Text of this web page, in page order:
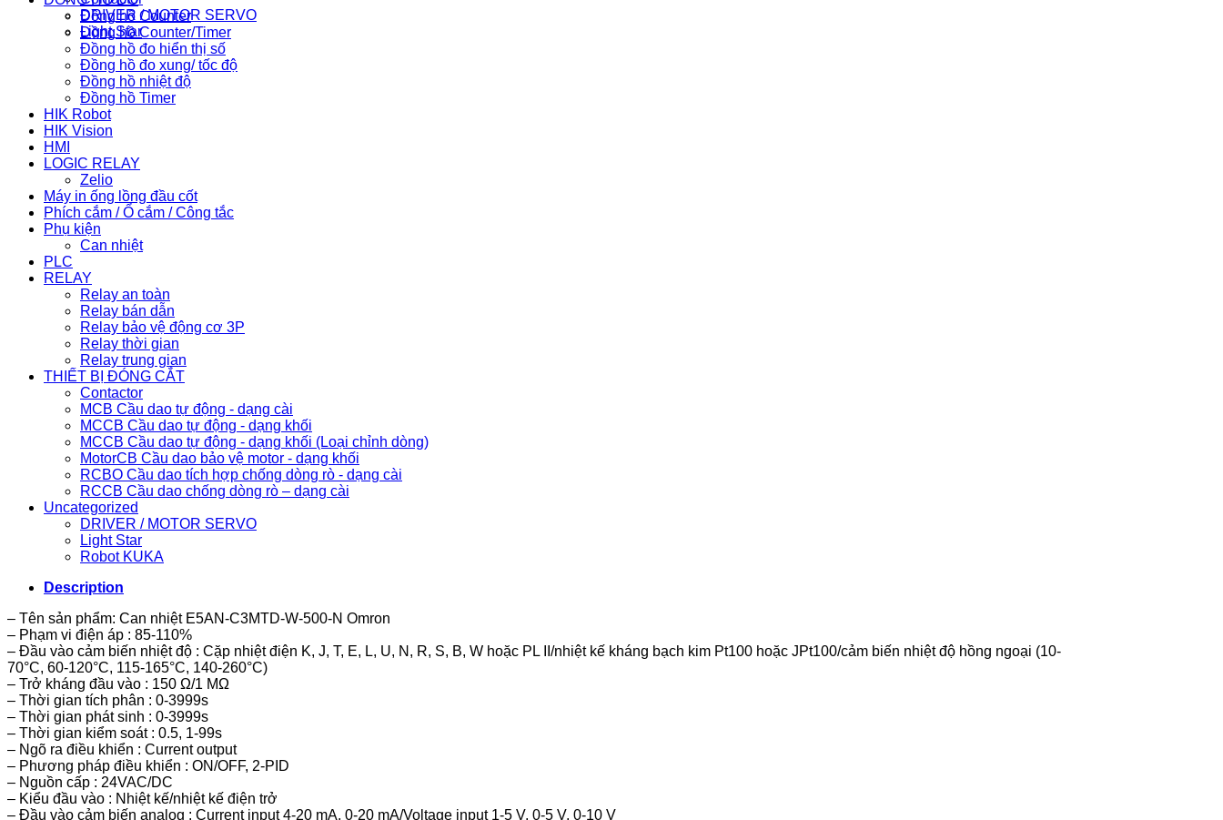
DRIVER / MOTOR SERVO
Light Star
Đồng hồ Counter
Đồng hồ Counter/Timer
Đồng hồ đo hiển thị số
Đồng hồ đo xung/ tốc độ
Đồng hồ nhiệt độ
Đồng hồ Timer
HIK Robot
HIK Vision
HMI
LOGIC RELAY
Zelio
Máy in ống lồng đầu cốt
Phích cắm / Ổ cắm / Công tắc
Phụ kiện
Can nhiệt
PLC
RELAY
Relay an toàn
Relay bán dẫn
Relay bảo vệ động cơ 3P
Relay thời gian
Relay trung gian
THIẾT BỊ ĐÓNG CẮT
Contactor
MCB Cầu dao tự động - dạng cài
MCCB Cầu dao tự động - dạng khối
MCCB Cầu dao tự động - dạng khối (Loại chỉnh dòng)
MotorCB Cầu dao bảo vệ motor - dạng khối
RCBO Cầu dao tích hợp chống dòng rò - dạng cài
RCCB Cầu dao chống dòng rò – dạng cài
Uncategorized
DRIVER / MOTOR SERVO
Light Star
Robot KUKA
Description
– Tên sản phẩm: Can nhiệt E5AN-C3MTD-W-500-N Omron
– Phạm vi điện áp : 85-110%
– Đầu vào cảm biến nhiệt độ : Cặp nhiệt điện K, J, T, E, L, U, N, R, S, B, W hoặc PL II/nhiệt kế kháng bạch kim Pt100 hoặc JPt100/cảm biến nhiệt độ hồng ngoại (10-
70°C, 60-120°C, 115-165°C, 140-260°C)
– Trở kháng đầu vào : 150 Ω/1 MΩ
– Thời gian tích phân : 0-3999s
– Thời gian phát sinh : 0-3999s
– Thời gian kiểm soát : 0.5, 1-99s
– Ngõ ra điều khiển : Current output
– Phương pháp điều khiển : ON/OFF, 2-PID
– Nguồn cấp : 24VAC/DC
– Kiểu đầu vào : Nhiệt kế/nhiệt kế điện trở
– Đầu vào cảm biến analog : Current input 4-20 mA, 0-20 mA/Voltage input 1-5 V, 0-5 V, 0-10 V